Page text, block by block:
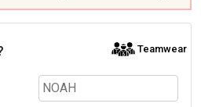
Teamwear